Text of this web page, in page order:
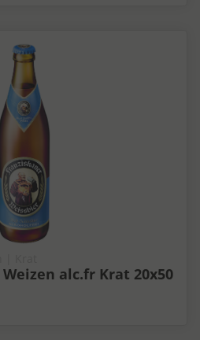
alc.fr Krat 20x50